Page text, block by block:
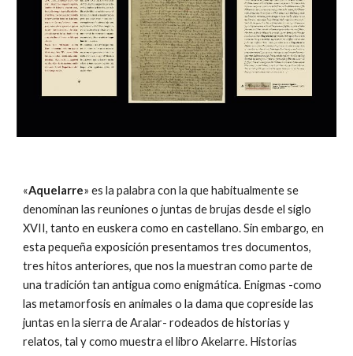
«Aquelarre» es la palabra con la que habitualmente se
denominan las reuniones o juntas de brujas desde el siglo
XVII, tanto en euskera como en castellano. Sin embargo, en
esta pequeña exposición presentamos tres documentos,
tres hitos anteriores, que nos la muestran como parte de
una tradición tan antigua como enigmática. Enigmas -como
las metamorfosis en animales o la dama que copreside las
juntas en la sierra de Aralar- rodeados de historias y
relatos, tal y como muestra el libro Akelarre. Historias